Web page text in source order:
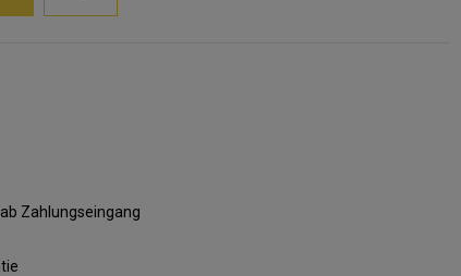
Zahlungseingang